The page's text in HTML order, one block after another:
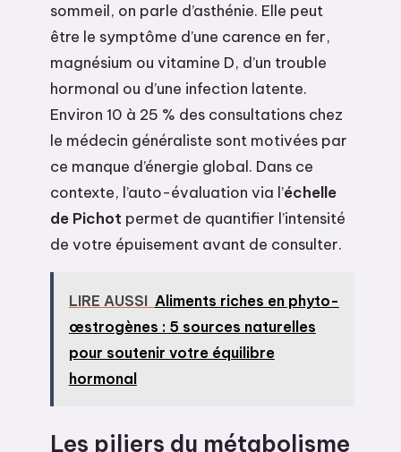
sommeil, on parle d’asthénie. Elle peut
être le symptôme d’une carence en fer,
magnésium ou vitamine D, d’un trouble
hormonal ou d’une infection latente.
Environ 10 à 25 % des consultations chez
le médecin généraliste sont motivées par
ce manque d’énergie global. Dans ce
contexte, l’auto-évaluation via l’échelle
de Pichot permet de quantifier l’intensité
de votre épuisement avant de consulter.
LIRE AUSSI Aliments riches en phyto-
œstrogènes : 5 sources naturelles
pour soutenir votre équilibre
hormonal
Les piliers du métabolisme